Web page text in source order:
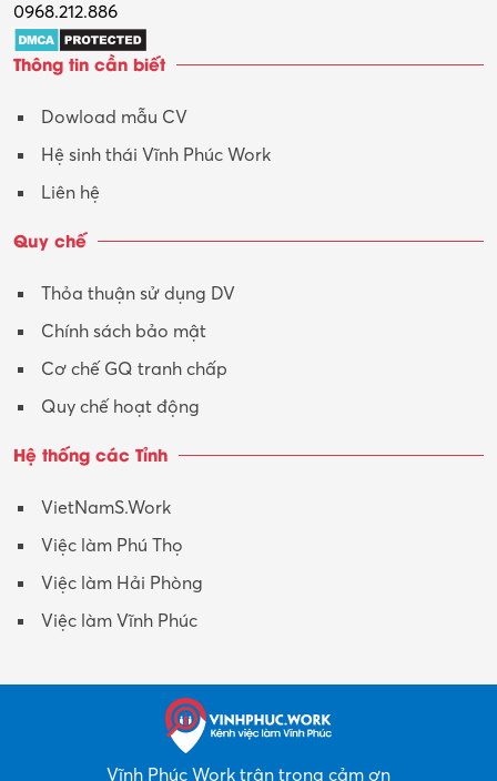
0968.212.886
Thông tin cần biết
Dowload mẫu CV
Hệ sinh thái Vĩnh Phúc Work
Liên hệ
Quy chế
Thỏa thuận sử dụng DV
Chính sách bảo mật
Cơ chế GQ tranh chấp
Quy chế hoạt động
Hệ thống các Tỉnh
VietNamS.Work
Việc làm Phú Thọ
Việc làm Hải Phòng
Việc làm Vĩnh Phúc
Vĩnh Phúc Work trân trọng cảm ơn